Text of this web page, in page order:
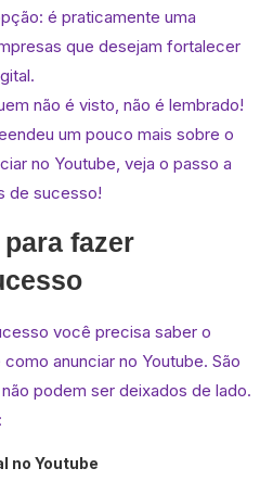
é praticamente uma
que desejam fortalecer
não é visto, não é lembrado!
um pouco mais sobre o
no Youtube, veja o passo a
de sucesso!
fazer
você precisa saber o
anunciar no Youtube. São
podem ser deixados de lado.
no Youtube